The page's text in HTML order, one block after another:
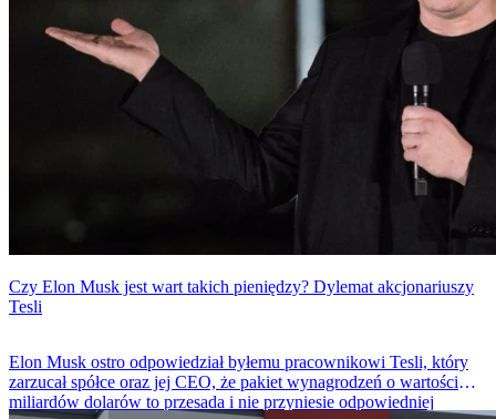
Czy Elon Musk jest wart takich pieniędzy? Dylemat akcjonariuszy
Tesli
Elon Musk ostro odpowiedział byłemu pracownikowi Tesli, który
zarzucał spółce oraz jej CEO, że pakiet wynagrodzeń o wartości
miliardów dolarów to przesada i nie przyniesie odpowiedniej